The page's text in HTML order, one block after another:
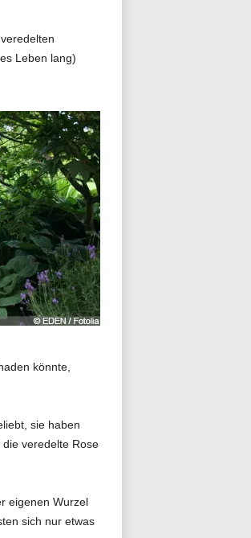
Leben lang)
könnte,
sie haben
veredelte Rose
eigenen Wurzel
sich nur etwas